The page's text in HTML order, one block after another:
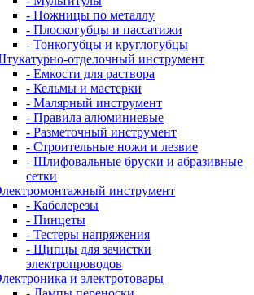
- Ножницы по металлу
- Плоскогубцы и пассатижи
- Тонкогубцы и круглогубцы
отделочный инструмент
- Емкости для раствора
- Кельмы и мастерки
- Малярный инструмент
- Правила алюминиевые
- Разметочный инструмент
- Строительные ножи и лезвие
- Шлифовальные бруски и абразивные
сетки
инструмент
- Кабелерезы
- Пинцеты
- Тестеры напряжения
- Щипцы для зачистки
электропроводов
и электротовары